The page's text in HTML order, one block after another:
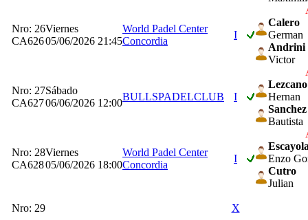
Nro: 26
CA626
Viernes
05/06/2026 21:45
World Padel Center
Concordia
I
Calero
German
Andrini
Victor
Nro: 27
CA627
Sábado
06/06/2026 12:00
BULLSPADELCLUB I
Lezcano
Hernan
Sanchez
Bautista
Nro: 28
CA628
Viernes
05/06/2026 18:00
World Padel Center
Concordia
I
Enzo
Cutro
Julian
Nro: 29 X